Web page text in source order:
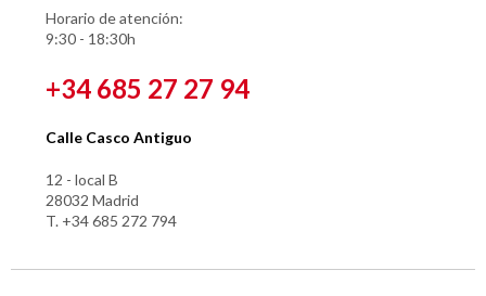
Horario de atención:
9:30 - 18:30h
+34 685 27 27 94
Calle Casco Antiguo
12 - local B
28032 Madrid
T. +34 685 272 794